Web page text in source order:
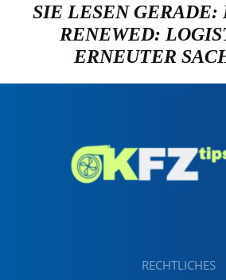
SIE LESEN GERADE:
RENEWED:
ERNEUTER
RECHTLICHES